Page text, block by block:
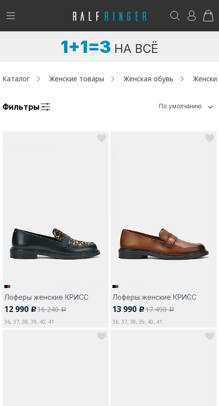
!
Женщинам
Да, все верно Изменить город
Возникли вопросы? - club@ralf.ru
1+1=3 НА ВСЁ
Каталог Женские товары Женская обувь
Фильтры По умолчанию
Лоферы женские КРИСС
12 990 c16 240a
36, 37, 38, 39, 40, 41
Лоферы женские КРИСС
13 990 c17 490a
36, 37, 38, 39, 40, 41